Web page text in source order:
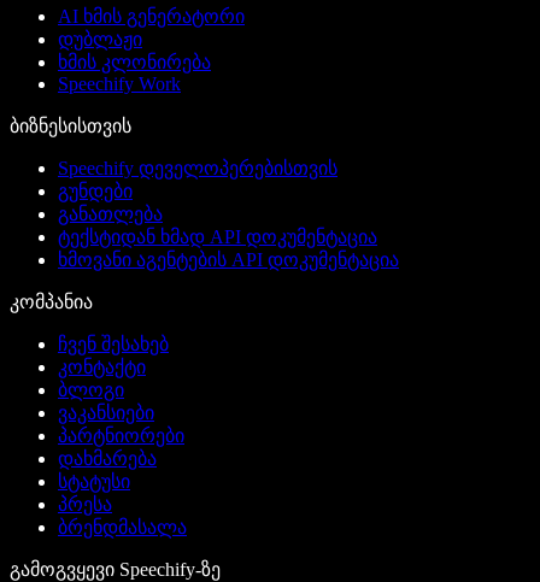
AI ხმის გენერატორი
დუბლაჟი
ხმის კლონირება
Speechify Work
ბიზნესისთვის
Speechify დეველოპერებისთვის
გუნდები
განათლება
ტექსტიდან ხმად API დოკუმენტაცია
ხმოვანი აგენტების API დოკუმენტაცია
კომპანია
ჩვენ შესახებ
კონტაქტი
ბლოგი
ვაკანსიები
პარტნიორები
დახმარება
სტატუსი
პრესა
ბრენდმასალა
გამოგვყევი Speechify-ზე